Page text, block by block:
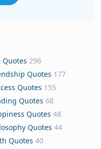
Quotes 296
Quotes 177
Quotes 155
Quotes 68
Quotes 48
Quotes 44
Quotes 40